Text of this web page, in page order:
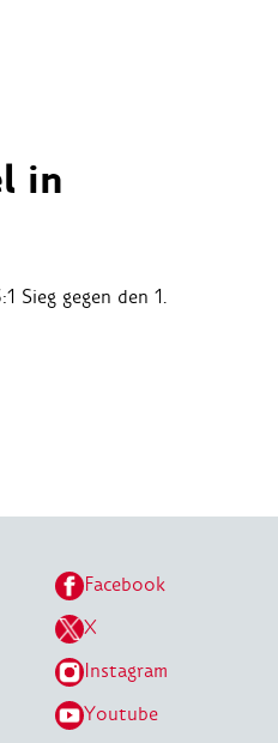
in
Sieg gegen den 1.
Facebook
X
Instagram
Youtube